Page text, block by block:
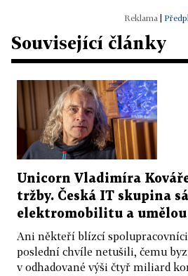
Související články
Unicorn Vladimíra
tržby. Česká IT skupina
elektromobilitu a
Ani někteří blízcí
poslední chvíle netušili, čemu
v odhadované výši čtyř miliard